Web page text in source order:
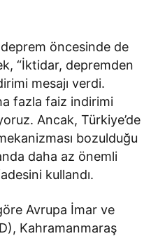
öncesinde de
“İktidar, depremden
mesajı verdi.
fazla faiz indirimi
Ancak, Türkiye’de
bozulduğu
daha az önemli
kullandı.
Avrupa İmar ve
Kahramanmaraş